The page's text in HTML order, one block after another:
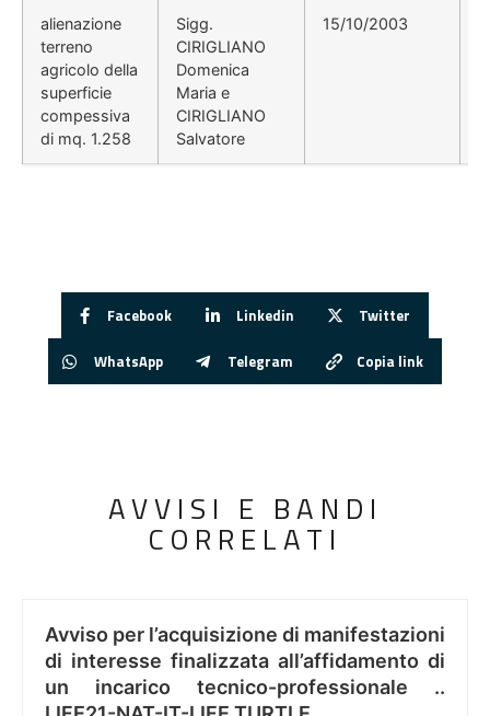
alienazione
terreno
agricolo della
superficie
compessiva
di mq. 1.258
Sigg.
CIRIGLIANO
Domenica
Maria e
CIRIGLIANO
Salvatore
15/10/2003
Facebook Linkedin Twitter
WhatsApp Telegram Copia link
AVVISI E BANDI
CORRELATI
Avviso per l’acquisizione di manifestazioni
di interesse finalizzata all’affidamento di
un incarico tecnico-professionale ..